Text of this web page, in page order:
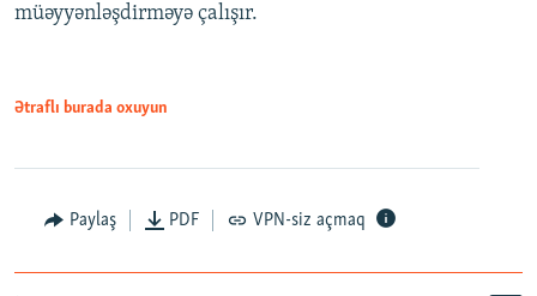
müəyyənləşdirməyə çalışır.
Ətraflı burada oxuyun
Paylaş PDF VPN-siz açmaq